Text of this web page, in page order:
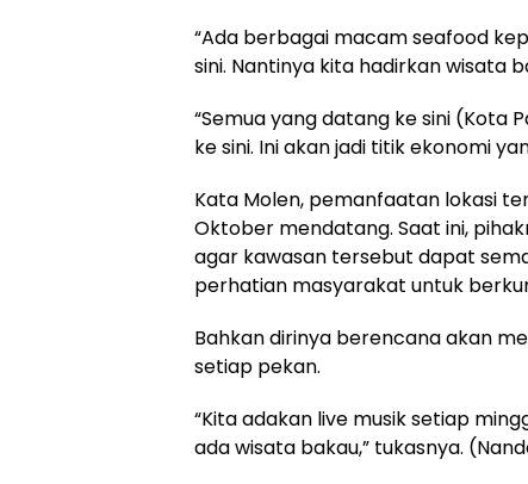
“Ada berbagai macam seafood
sini. Nantinya kita hadirkan wisata
“Semua yang datang ke sini (Kota
ke sini. Ini akan jadi titik ekonomi
Kata Molen, pemanfaatan lokasi
Oktober mendatang. Saat ini,
agar kawasan tersebut dapat
perhatian masyarakat untuk
Bahkan dirinya berencana akan
setiap pekan.
“Kita adakan live musik setiap
ada wisata bakau,” tukasnya.